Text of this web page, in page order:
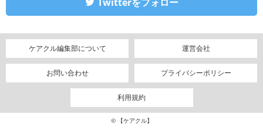
ケアクル編集部について 運営会社
お問い合わせ プライバシーポリシー
利用規約
© 【ケアクル】